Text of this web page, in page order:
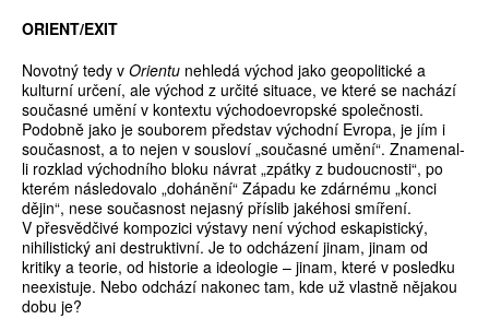
ORIENT/EXIT
Novotný tedy v Orientu nehledá východ jako geopolitické a
kulturní určení, ale východ z určité situace, ve které se nachází
současné umění v kontextu východoevropské společnosti.
Podobně jako je souborem představ východní Evropa, je jím i
současnost, a to nejen v sousloví „současné umění“. Znamenal-
li rozklad východního bloku návrat „zpátky z budoucnosti“, po
kterém následovalo „dohánění“ Západu ke zdárnému „konci
dějin“, nese současnost nejasný příslib jakéhosi smíření.
V přesvědčivé kompozici výstavy není východ eskapistický,
nihilistický ani destruktivní. Je to odcházení jinam, jinam od
kritiky a teorie, od historie a ideologie – jinam, které v posledku
neexistuje. Nebo odchází nakonec tam, kde už vlastně nějakou
dobu je?